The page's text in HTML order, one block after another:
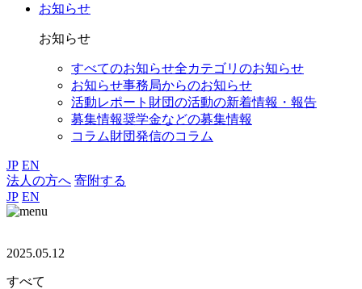
お知らせ
お知らせ
すべてのお知らせ全カテゴリのお知らせ
お知らせ事務局からのお知らせ
活動レポート 財団の活動の新着情報・報告
募集情報奨学金などの募集情報
コラム財団発信のコラム
JP EN
法人の方へ 寄附する
JP EN
2025.05.12
すべて